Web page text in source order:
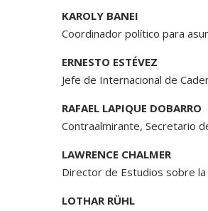
KAROLY BANEI
Coordinador político para
ERNESTO ESTÉVEZ
Jefe de Internacional de
RAFAEL LAPIQUE DOBARRO
Contraalmirante, Secretario
LAWRENCE CHALMER
Director de Estudios sobre la
LOTHAR RÜHL